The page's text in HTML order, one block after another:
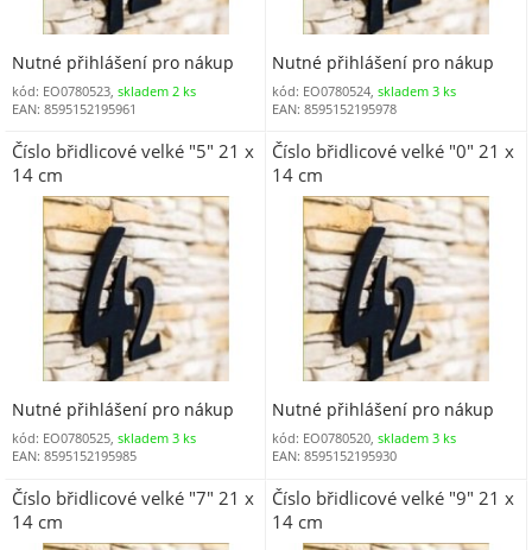
Nutné přihlášení pro nákup
kód: EO0780523, skladem 2 ks
EAN: 8595152195961
Nutné přihlášení pro nákup
kód: EO0780524,skladem 3 ks
EAN: 8595152195978
Číslo břidlicové velké "5" 21 x
14 cm
Nutné přihlášení pro nákup
kód: EO0780525, skladem 3 ks
EAN: 8595152195985
Číslo břidlicové velké "0" 21 x
14 cm
Nutné přihlášení pro nákup
kód: EO0780520,skladem 3 ks
EAN: 8595152195930
Číslo břidlicové velké "7" 21 x
14 cm
Číslo břidlicové velké "9" 21 x
14 cm